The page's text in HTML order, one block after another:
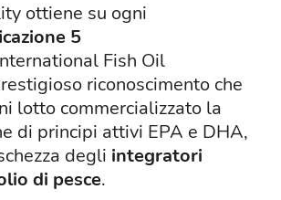
ottiene su ogni
5
Fish Oil
riconoscimento che
lotto commercializzato la
di principi attivi EPA e DHA,
degli integratori
di pesce.